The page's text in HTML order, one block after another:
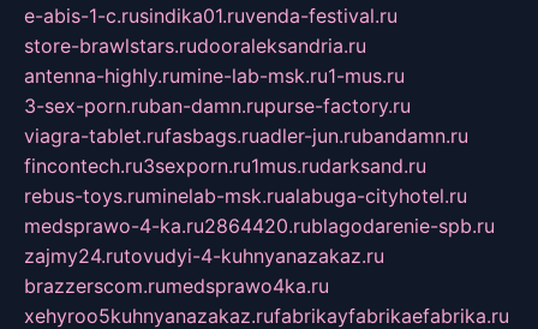
e-abis-1-c.rusindika01.ruvenda-festival.ru
store-brawlstars.rudooraleksandria.ru
antenna-highly.rumine-lab-msk.ru1-mus.ru
3-sex-porn.ruban-damn.rupurse-factory.ru
viagra-tablet.rufasbags.ruadler-jun.rubandamn.ru
fincontech.ru3sexporn.ru1mus.rudarksand.ru
rebus-toys.ruminelab-msk.rualabuga-cityhotel.ru
medsprawo-4-ka.ru2864420.rublagodarenie-spb.ru
zajmy24.rutovudyi-4-kuhnyanazakaz.ru
brazzerscom.rumedsprawo4ka.ru
xehyroo5kuhnyanazakaz.rufabrikayfabrikaefabrika.ru